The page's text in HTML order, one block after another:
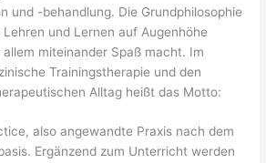
und -behandlung. Die Grundphilosophie
und Lernen auf Augenhöhe
miteinander Spaß macht. Im
Trainingstherapie und den
Alltag heißt das Motto:
also angewandte Praxis nach dem
Ergänzend zum Unterricht werden